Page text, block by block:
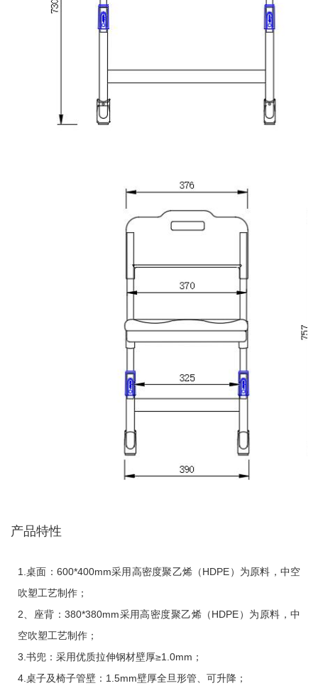
产品特性
1.桌面：600*400mm采用高密度聚乙烯（HDPE）为原料，中空
吹塑工艺制作；
2、座背：380*380mm采用高密度聚乙烯（HDPE）为原料，中
空吹塑工艺制作；
3.书兜：采用优质拉伸钢材壁厚≥1.0mm；
4.桌子及椅子管壁：1.5mm壁厚全旦形管、可升降；